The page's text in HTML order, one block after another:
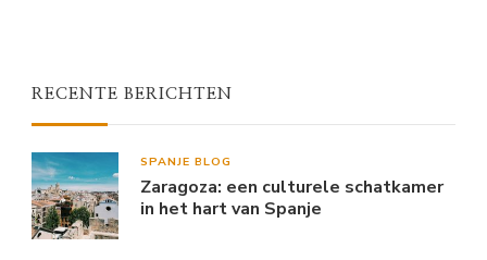
RECENTE BERICHTEN
SPANJE BLOG
Zaragoza: een culturele schatkamer
in het hart van Spanje